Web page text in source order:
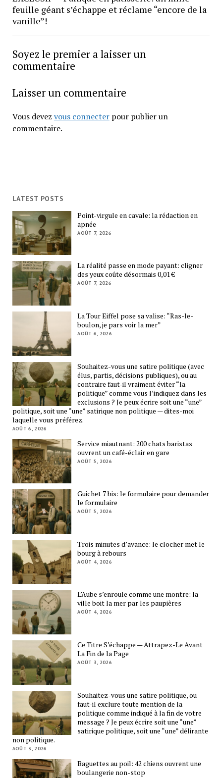
feuille géant s’échappe et réclame “encore de la
vanille”!
Soyez le premier a laisser un
commentaire
Laisser un commentaire
Vous devez vous connecterpour publier un
commentaire.
LATEST POSTS
Point-virgule en cavale: la rédaction en
apnée
AOÛT 7, 2026
La réalité passe en mode payant: cligner
des yeux coûte désormais 0,01 €
AOÛT 7, 2026
La Tour Eiffel pose sa valise: “Ras-le-
boulon, je pars voir la mer”
AOÛT 6, 2026
Souhaitez-vous une satire politique (avec
élus, partis, décisions publiques), ou au
contraire faut-il vraiment éviter “la
politique” comme vous l’indiquez dans les
exclusions ? Je peux écrire soit une “une”
politique, soit une “une” satirique non politique — dites-moi
laquelle vous préférez.
AOÛT 6, 2026
Service miautnant: 200 chats baristas
ouvrent un café-éclair en gare
AOÛT 5, 2026
Guichet 7 bis: le formulaire pour demander
le formulaire
AOÛT 5, 2026
Trois minutes d’avance: le clocher met le
bourg à rebours
AOÛT 4, 2026
L’Aube s’enroule comme une montre: la
ville boit la mer par les paupières
AOÛT 4, 2026
Ce Titre S’échappe — Attrapez-Le Avant
La Fin de la Page
AOÛT 3, 2026
Souhaitez-vous une satire politique, ou
faut-il exclure toute mention de la
politique comme indiqué à la fin de votre
message ? Je peux écrire soit une “une”
satirique politique, soit une “une” délirante
non politique.
AOÛT 3, 2026
Baguettes au poil: 42 chiens ouvrent une
boulangerie non-stop